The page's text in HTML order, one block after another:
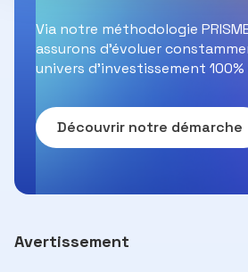
Via notre méthodologie
assurons d’évoluer
univers d’investissement 100%
Découvrir notre démarche
Avertissement